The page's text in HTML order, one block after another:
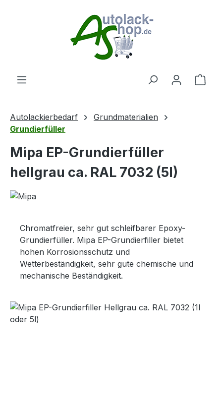
Autolackierbedarf
Grundmaterialien
Grundierfüller
Mipa EP-Grundierfüller
hellgrau ca. RAL 7032 (5l)
Chromatfreier, sehr gut schleifbarer Epoxy-
Grundierfüller. Mipa EP-Grundierfiller bietet
hohen Korrosionsschutz und
Wetterbeständigkeit, sehr gute chemische und
mechanische Beständigkeit.
Bildergalerie überspringen